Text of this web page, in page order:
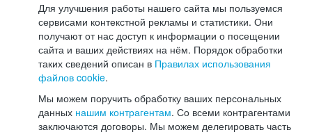
Для улучшения работы нашего сайта мы пользуемся
сервисами контекстной рекламы и статистики. Они
получают от нас доступ к информации о посещении
сайта и ваших действиях на нём. Порядок обработки
таких сведений описан в Правилах использования
файлов cookie.
Мы можем поручить обработку ваших персональных
данных нашим контрагентам. Со всеми контрагентами
заключаются договоры. Мы можем делегировать часть